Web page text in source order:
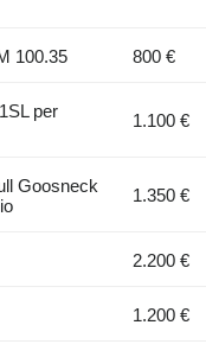
100.35 800 €
per
1.100 €
Goosneck
1.350 €
2.200 €
1.200 €